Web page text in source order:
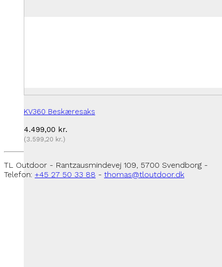
KV360 Beskæresaks
4.499,00 kr.
(3.599,20 kr.)
TL Outdoor - Rantzausmindevej 109, 5700 Svendborg -
Telefon: +45 27 50 33 88 - thomas@tloutdoor.dk